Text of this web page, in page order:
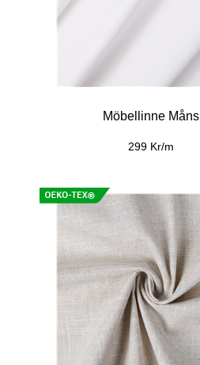
Möbellinne Måns
299 Kr/m